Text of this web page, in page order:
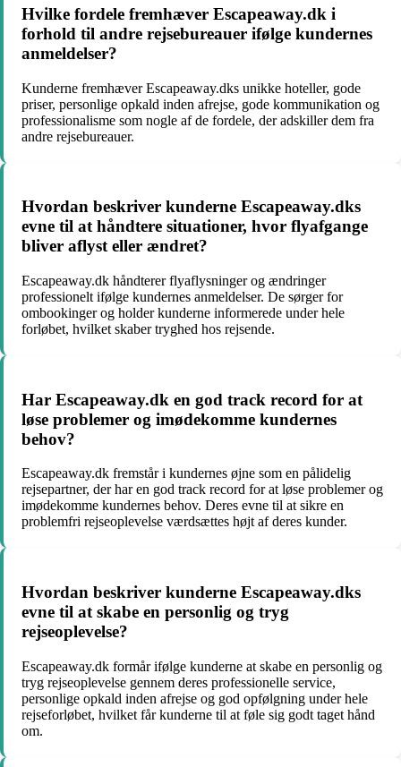
Hvilke fordele fremhæver Escapeaway.dk i
forhold til andre rejsebureauer ifølge kundernes
anmeldelser?
Kunderne fremhæver Escapeaway.dks unikke hoteller, gode
priser, personlige opkald inden afrejse, gode kommunikation og
professionalisme som nogle af de fordele, der adskiller dem fra
andre rejsebureauer.
Hvordan beskriver kunderne Escapeaway.dks
evne til at håndtere situationer, hvor flyafgange
bliver aflyst eller ændret?
Escapeaway.dk håndterer flyaflysninger og ændringer
professionelt ifølge kundernes anmeldelser. De sørger for
ombookinger og holder kunderne informerede under hele
forløbet, hvilket skaber tryghed hos rejsende.
Har Escapeaway.dk en god track record for at
løse problemer og imødekomme kundernes
behov?
Escapeaway.dk fremstår i kundernes øjne som en pålidelig
rejsepartner, der har en god track record for at løse problemer og
imødekomme kundernes behov. Deres evne til at sikre en
problemfri rejseoplevelse værdsættes højt af deres kunder.
Hvordan beskriver kunderne Escapeaway.dks
evne til at skabe en personlig og tryg
rejseoplevelse?
Escapeaway.dk formår ifølge kunderne at skabe en personlig og
tryg rejseoplevelse gennem deres professionelle service,
personlige opkald inden afrejse og god opfølgning under hele
rejseforløbet, hvilket får kunderne til at føle sig godt taget hånd
om.